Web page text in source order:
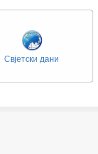
Свјетски дани